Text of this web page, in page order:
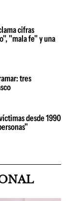
cifras
"mala fe" y una
tres
desde 1990